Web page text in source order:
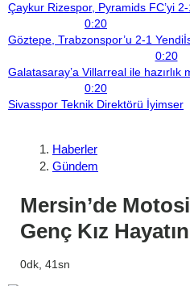
Çaykur Rizespor, Pyramids FC’yi
0:20
Göztepe, Trabzonspor’u 2-1 Yendi
0:20
Galatasaray’a Villarreal ile hazırlık
0:20
Sivasspor Teknik Direktörü İyimser
Haberler
Gündem
Mersin’de
Genç Kız
0dk, 41sn